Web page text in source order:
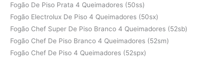
Fogão De Piso Prata 4 Queimadores (50ss)
Fogão Electrolux De Piso 4 Queimadores (50sx)
Fogão Chef Super De Piso Branco 4 Queimadores (52sb)
Fogão Chef De Piso Branco 4 Queimadores (52sm)
Fogão Chef De Piso 4 Queimadores (52spx)